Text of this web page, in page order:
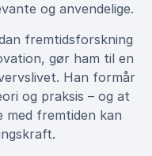
og anvendelige.
fremtidsforskning
gør ham til en
Han formår
og praksis – og at
med fremtiden kan